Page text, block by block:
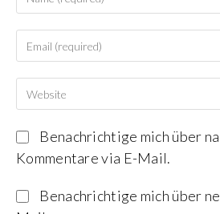
Benachrichtige mich über
Kommentare via E-Mail.
Benachrichtige mich über